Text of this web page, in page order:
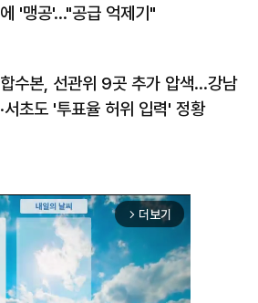
에 '맹공'…"공급 억제기"
합수본, 선관위 9곳 추가 압색…강남
·서초도 '투표율 허위 입력' 정황
arrow_forward_ios 더보기